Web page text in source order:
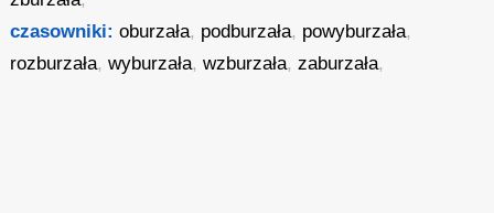
czasowniki: oburzała, podburzała, powyburzała,
rozburzała,wyburzała,wzburzała,zaburzała,